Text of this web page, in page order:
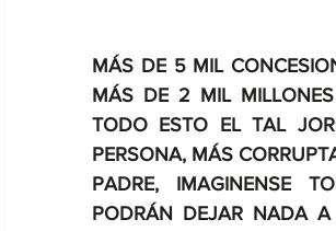
MÁS DE 5 MIL
MÁS DE 2 MIL
TODO ESTO EL TAL
PERSONA, MÁS
PADRE, IMAGINENSE
PODRÁN DEJAR NADA